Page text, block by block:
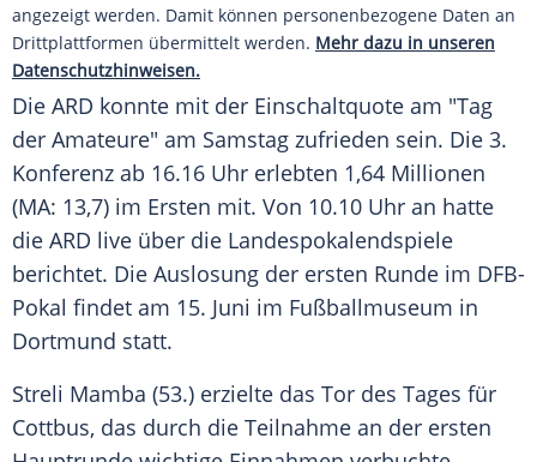
angezeigt werden. Damit können personenbezogene Daten an
Drittplattformen übermittelt werden. Mehr dazu in unseren
Datenschutzhinweisen.
Die ARD konnte mit der Einschaltquote am "Tag
der Amateure" am Samstag zufrieden sein. Die 3.
Konferenz ab 16.16 Uhr erlebten 1,64 Millionen
(MA: 13,7) im Ersten mit. Von 10.10 Uhr an hatte
die ARD live über die Landespokalendspiele
berichtet. Die Auslosung der ersten Runde im DFB-
Pokal findet am 15. Juni im Fußballmuseum in
Dortmund statt.
Streli Mamba (53.) erzielte das Tor des Tages für
Cottbus, das durch die Teilnahme an der ersten